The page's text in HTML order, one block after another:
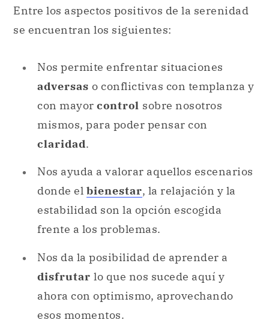
Entre los aspectos positivos de la serenidad
se encuentran los siguientes:
Nos permite enfrentar situaciones
adversas o conflictivas con templanza y
con mayor control sobre nosotros
mismos, para poder pensar con
claridad.
Nos ayuda a valorar aquellos escenarios
donde el bienestar, la relajación y la
estabilidad son la opción escogida
frente a los problemas.
Nos da la posibilidad de aprender a
disfrutar lo que nos sucede aquí y
ahora con optimismo, aprovechando
esos momentos.